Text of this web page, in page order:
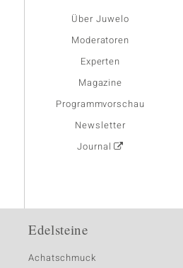
Über Juwelo
Moderatoren
Experten
Magazine
Programmvorschau
Newsletter
Journal
Edelsteine
Achatschmuck